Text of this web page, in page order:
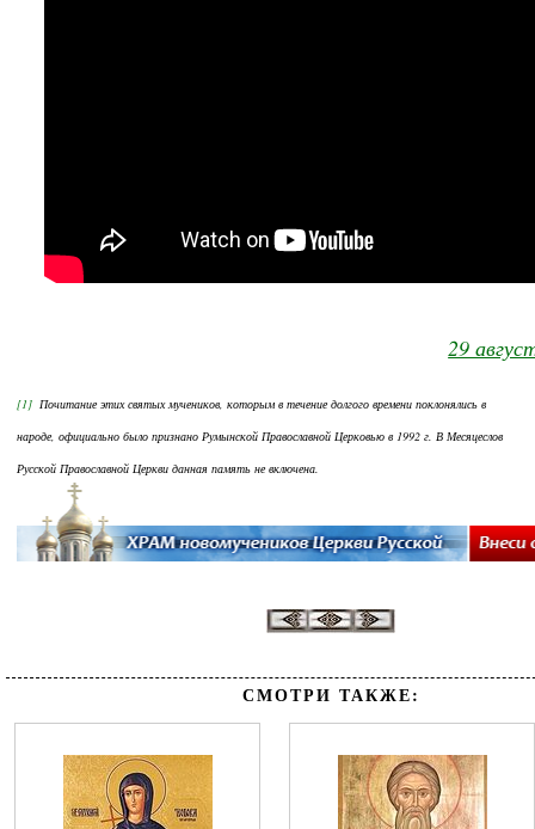
29
[1] Почитание этих святых мучеников, которым в течение долгого времени поклонялись в
народе, официально было признано Румынской Православной Церковью в 1992 г. В Месяцеслов
Русской Православной Церкви данная память не включена.
СМОТРИ ТАКЖЕ: